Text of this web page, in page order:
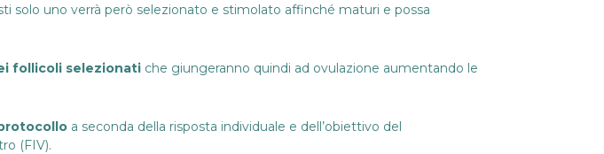
solo uno verrà però selezionato e stimolato affinché maturi e possa
follicoli selezionati che giungeranno quindi ad ovulazione aumentando le
a seconda della risposta individuale e dell’obiettivo del
(FIV).